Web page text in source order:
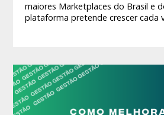
maiores Marketplaces do Brasil e
plataforma pretende crescer cada